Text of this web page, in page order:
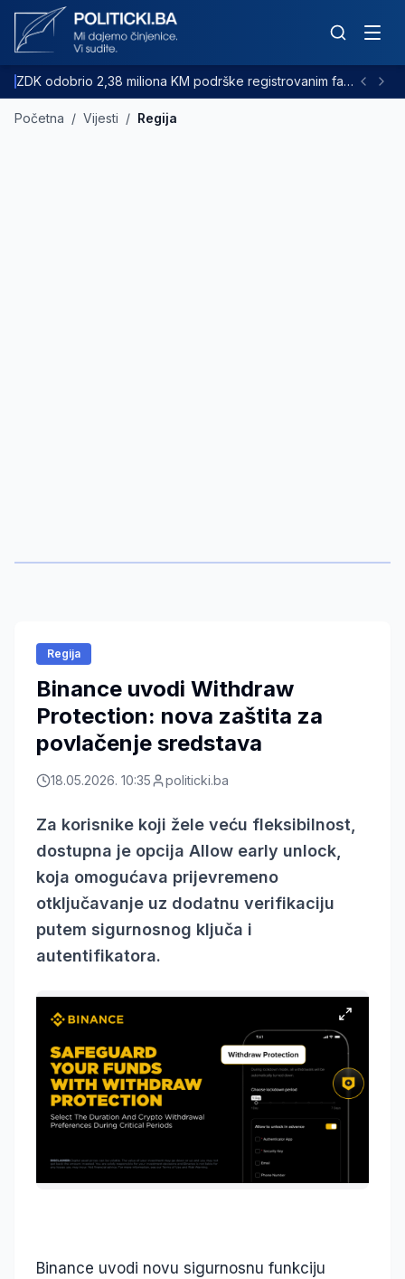
ZDK odobrio 2,38 miliona KM podrške registrovanim farmama goveda
Početna / Vijesti / Regija
Regija
Binance uvodi Withdraw
Protection: nova zaštita za
povlačenje sredstava
18.05.2026. 10:35 politicki.ba
Za korisnike koji žele veću fleksibilnost,
dostupna je opcija Allow early unlock,
koja omogućava prijevremeno
otključavanje uz dodatnu verifikaciju
putem sigurnosnog ključa i
autentifikatora.
Binance uvodi novu sigurnosnu funkciju